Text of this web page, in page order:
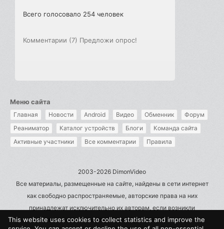
Всего голосовало 254 человек
Комментарии (7) Предложи опрос!
Меню сайта
Главная Новости Android Видео Обменник
Форум
Реаниматор
Каталог устройств Блоги
Команда сайта
Активные участники
Все комментарии Правила
2003-2026 DimonVideo
Все материалы, размещенные на сайте, найдены в сети интернет
как свободно распространяемые, авторские права на них
принадлежат исключительно их авторам, если возникли
претензии - пишите на admin@dimonvideo.ru
This website uses cookies to collect statistics and improve the